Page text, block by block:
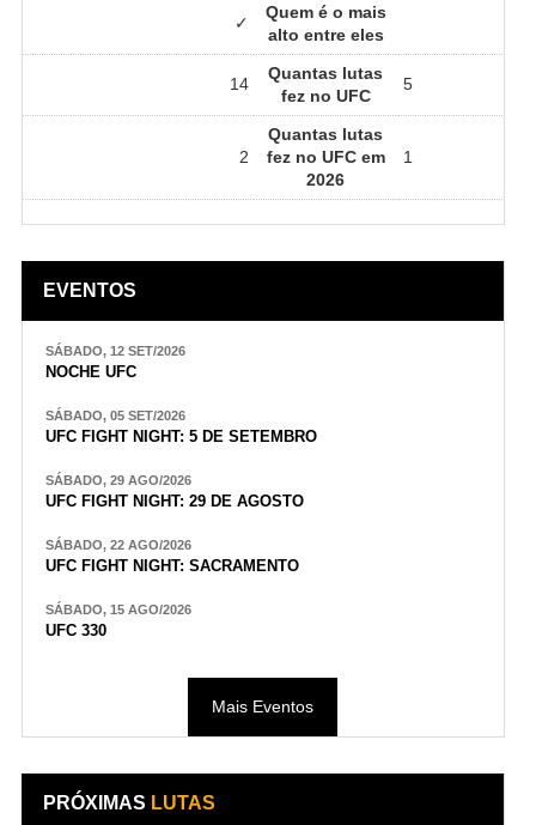
✓
Quem é o mais
alto entre eles
14
Quantas lutas
fez no UFC
5
2
Quantas lutas
fez no UFC em
2026
1
EVENTOS
SÁBADO, 12 SET/2026
NOCHE UFC
SÁBADO, 05 SET/2026
UFC FIGHT NIGHT: 5 DE SETEMBRO
SÁBADO, 29 AGO/2026
UFC FIGHT NIGHT: 29 DE AGOSTO
SÁBADO, 22 AGO/2026
UFC FIGHT NIGHT: SACRAMENTO
SÁBADO, 15 AGO/2026
UFC 330
Mais Eventos
PRÓXIMAS LUTAS